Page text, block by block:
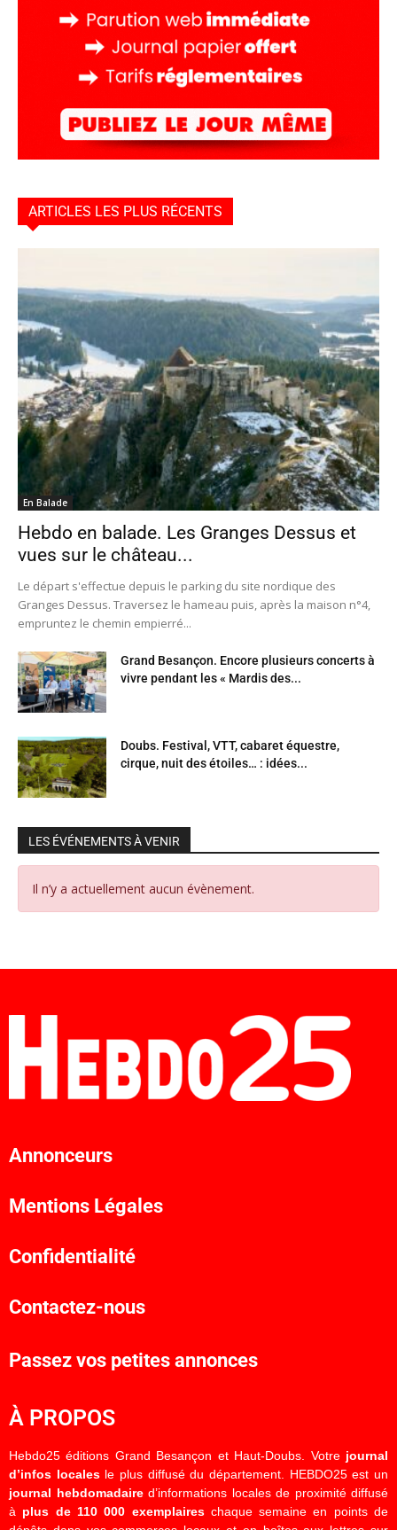
ARTICLES LES PLUS RÉCENTS
En Balade
Hebdo en balade. Les Granges Dessus et
vues sur le château...
Le départ s'effectue depuis le parking du site nordique des
Granges Dessus. Traversez le hameau puis, après la maison n°4,
empruntez le chemin empierré...
Grand Besançon. Encore plusieurs concerts à
vivre pendant les « Mardis des...
Doubs. Festival, VTT, cabaret équestre,
cirque, nuit des étoiles… : idées...
LES ÉVÉNEMENTS À VENIR
Il n’y a actuellement aucun évènement.
Annonceurs
Mentions Légales
Confidentialité
Contactez-nous
Passez vos petites annonces
À PROPOS
Hebdo25 éditions Grand Besançon et Haut-Doubs. Votre journal
d’infos localesle plus diffusé du département. HEBDO25 est un
journal hebdomadaired’informations locales de proximité diffusé
à plus de 110 000 exemplaireschaque semaine en points de